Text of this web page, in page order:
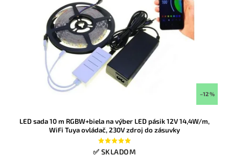
–12 %
LED sada 10 m RGBW+biela na výber LED pásik 12V 14,4W/m,
WiFi Tuya ovládač, 230V zdroj do zásuvky
✅ SKLADOM